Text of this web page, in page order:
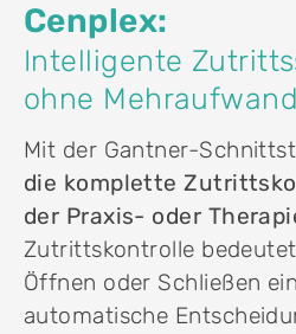
Cenplex:
Intelligente
ohne Mehraufwand
Mit der Gantner-
die komplette
der Praxis- oder
Zutrittskontrolle
Öffnen oder Schließen
automatische